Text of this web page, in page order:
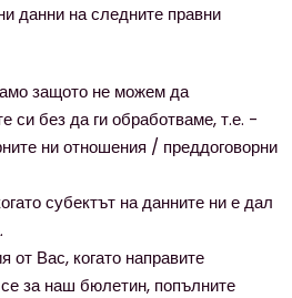
данни на следните правни
защото не можем да
си без да ги обработваме, т.е. -
ни отношения / преддоговорни
субектът на данните ни е дал
Вас, когато направите
за наш бюлетин, попълните